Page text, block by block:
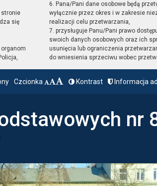
stronie
się
6. Pana/Pani dane osobowe będą
wyłącznie przez okres i w zakresie
realizacji celu przetwarzania,
7. przysługuje Panu/Pani prawo
swoich danych osobowych oraz ich
usunięcia lub ograniczenia
do wniesienia sprzeciwu wobec
Czcionka Kontrast Informacja
nr